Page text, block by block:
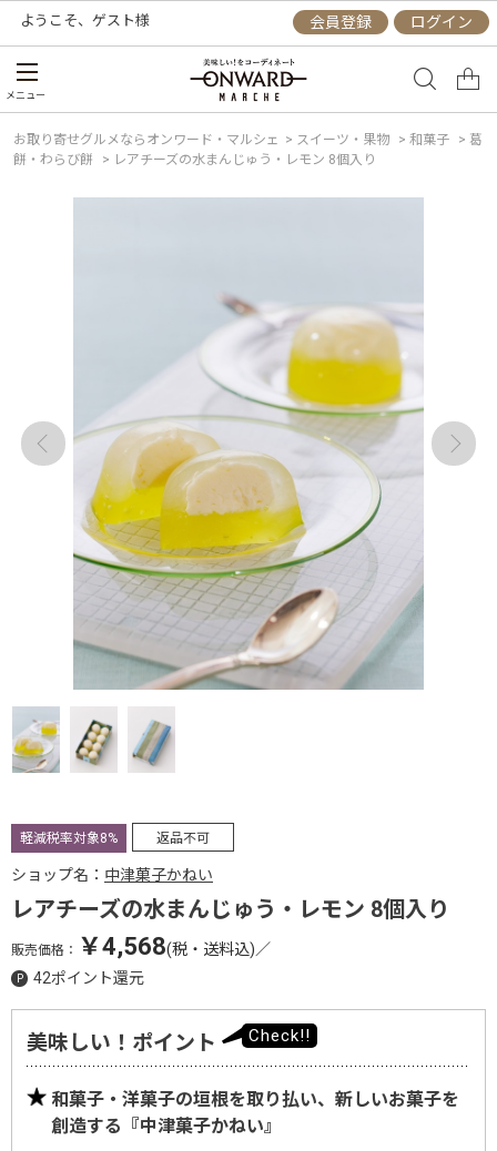
ようこそ、 ゲスト様 会員登録 ログイン
メニュー
お取り寄せグルメならオンワード・マルシェ > スイーツ・果物 > 和菓子 > 葛
餅・わらび餅
> レアチーズの水まんじゅう・レモン 8個入り
軽減税率対象8% 返品不可
ショップ名： 中津菓子かねい
レアチーズの水まんじゅう・レモン 8個入り
販売価格： ￥4,568(税・送料込)／
42ポイント還元
美味しい！ポイント
和菓子・洋菓子の垣根を取り払い、新しいお菓子を
創造する『中津菓子かねい』